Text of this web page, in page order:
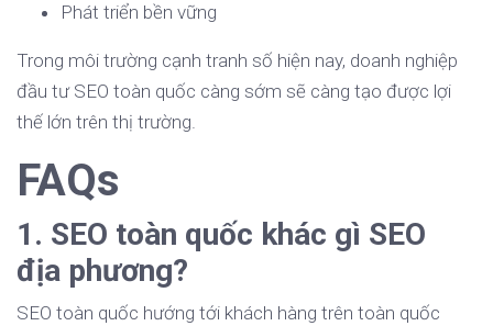
Phát triển bền vững
Trong môi trường cạnh tranh số hiện nay, doanh nghiệp
đầu tư SEO toàn quốc càng sớm sẽ càng tạo được lợi
thế lớn trên thị trường.
FAQs
1. SEO toàn quốc khác gì SEO
địa phương?
SEO toàn quốc hướng tới khách hàng trên toàn quốc